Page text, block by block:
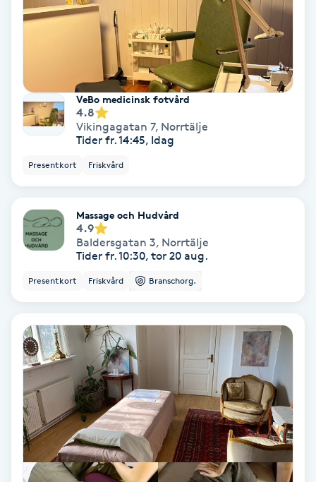
Hårvård
Hälsprickor
IPL hårborttagning
IR-massage
Japansk massage
K18
Katun fransar
Kemisk peeling
VeBo medicinsk fotvård
4.8
Vikingagatan 7, Norrtälje
Tider fr. 14:45, Idag
Presentkort Friskvård
Massage och Hudvård
4.9
Baldersgatan 3, Norrtälje
Tider fr. 10:30, tor 20 aug.
Presentkort Friskvård Branschorg.